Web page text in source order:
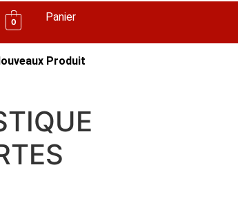
0 Panier
Produit